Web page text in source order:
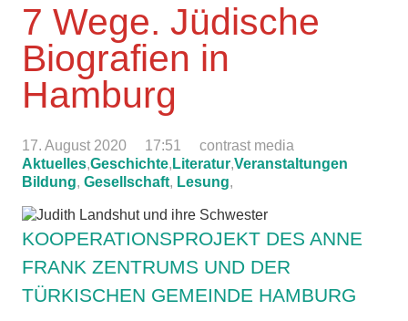
7 Wege. Jüdische
Biografien in
Hamburg
17. August 2020 17:51
contrast media
Aktuelles,Geschichte, Literatur,Veranstaltungen
Bildung, Gesellschaft, Lesung,
KOOPERATIONSPROJEKT DES ANNE
FRANK ZENTRUMS UND DER
TÜRKISCHEN GEMEINDE HAMBURG